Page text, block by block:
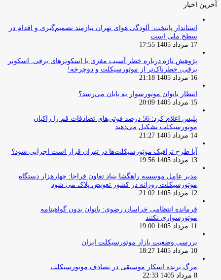
آخرین اخبار
استاندار پایتخت: آلودگی هوای تهران نیازمند تصمیم‌گیری و اقدام در
سطح ملی است
17 مرداد 1405 17:55
پژوهش تازه درباره خطر آسیب مغزی با اسکوترهای برقی: اسکوتر
برقی، خطرناک‌تر از موتورسیکلت و دوچرخه!
16 مرداد 1405 21:18
انتظار بانوان موتورسوار به پایان می‌رسد؟
15 مرداد 1405 20:09
پلیس اعلام کرد: 56 درصد فوتی‌های تصادفات قم را راکبان
موتورسیکلت تشکیل می‌دهند
14 مرداد 1405 21:27
آیا طرح ترافیک موتورسیکلت‌ها در تهران قرار است اجرایی شود؟
13 مرداد 1405 19:56
مدیر عامل موسسه راهگشا بنیاد تعاون فراجا: چهارهزار دستگاه
موتورسیکلت روزانه در کشور تعویض پلاک می شود
12 مرداد 1405 21:02
فرمانده انتظامی خراسان رضوی: بانوان بدون گواهینامه
موتورسواری نکنند
11 مرداد 1405 19:00
بررسی وضعیت بازار موتورسیکلت ایران
10 مرداد 1405 18:27
مرگ برنده اسکار موسیقی در تصادف موتورسیکلت
8 مرداد 1405 22:33